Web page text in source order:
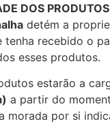
DOS PRODUTOS
detém a
tenha recebido o
esses produtos.
estarão a
a partir do
morada por si